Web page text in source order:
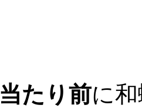
当たり前に